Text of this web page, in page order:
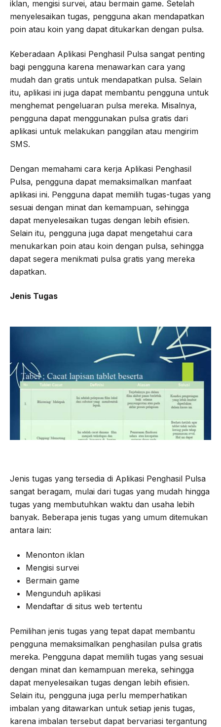
iklan, mengisi survei, atau bermain game. Setelah
menyelesaikan tugas, pengguna akan mendapatkan
poin atau koin yang dapat ditukarkan dengan pulsa.
Keberadaan Aplikasi Penghasil Pulsa sangat penting
bagi pengguna karena menawarkan cara yang
mudah dan gratis untuk mendapatkan pulsa. Selain
itu, aplikasi ini juga dapat membantu pengguna untuk
menghemat pengeluaran pulsa mereka. Misalnya,
pengguna dapat menggunakan pulsa gratis dari
aplikasi untuk melakukan panggilan atau mengirim
SMS.
Dengan memahami cara kerja Aplikasi Penghasil
Pulsa, pengguna dapat memaksimalkan manfaat
aplikasi ini. Pengguna dapat memilih tugas-tugas yang
sesuai dengan minat dan kemampuan, sehingga
dapat menyelesaikan tugas dengan lebih efisien.
Selain itu, pengguna juga dapat mengetahui cara
menukarkan poin atau koin dengan pulsa, sehingga
dapat segera menikmati pulsa gratis yang mereka
dapatkan.
Jenis Tugas
Jenis tugas yang tersedia di Aplikasi Penghasil Pulsa
sangat beragam, mulai dari tugas yang mudah hingga
tugas yang membutuhkan waktu dan usaha lebih
banyak. Beberapa jenis tugas yang umum ditemukan
antara lain:
Menonton iklan
Mengisi survei
Bermain game
Mengunduh aplikasi
Mendaftar di situs web tertentu
Pemilihan jenis tugas yang tepat dapat membantu
pengguna memaksimalkan penghasilan pulsa gratis
mereka. Pengguna dapat memilih tugas yang sesuai
dengan minat dan kemampuan mereka, sehingga
dapat menyelesaikan tugas dengan lebih efisien.
Selain itu, pengguna juga perlu memperhatikan
imbalan yang ditawarkan untuk setiap jenis tugas,
karena imbalan tersebut dapat bervariasi tergantung